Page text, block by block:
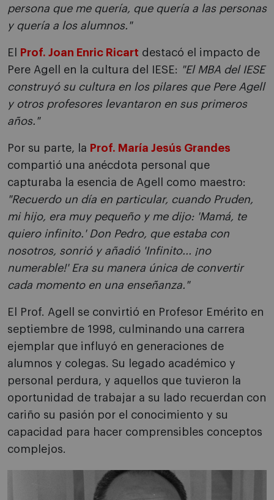
persona que me quería, que quería a las personas
y quería a los alumnos."
El Prof. Joan Enric Ricart destacó el impacto de
Pere Agell en la cultura del IESE: "El MBA del IESE
construyó su cultura en los pilares que Pere Agell
y otros profesores levantaron en sus primeros
años."
Por su parte, la Prof. María Jesús Grandes
compartió una anécdota personal que
capturaba la esencia de Agell como maestro:
"Recuerdo un día en particular, cuando Pruden,
mi hijo, era muy pequeño y me dijo: 'Mamá, te
quiero infinito.' Don Pedro, que estaba con
nosotros, sonrió y añadió 'Infinito... ¡no
numerable!' Era su manera única de convertir
cada momento en una enseñanza."
El Prof. Agell se convirtió en Profesor Emérito en
septiembre de 1998, culminando una carrera
ejemplar que influyó en generaciones de
alumnos y colegas. Su legado académico y
personal perdura, y aquellos que tuvieron la
oportunidad de trabajar a su lado recuerdan con
cariño su pasión por el conocimiento y su
capacidad para hacer comprensibles conceptos
complejos.